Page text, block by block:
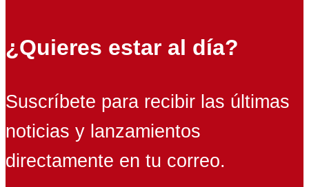
¿Quieres estar al día?
Suscríbete para recibir las últimas
noticias y lanzamientos
directamente en tu correo.